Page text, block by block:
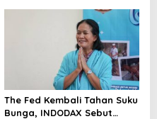
Blockchain
The Fed Kembali Tahan Suku
Bunga, INDODAX Sebut